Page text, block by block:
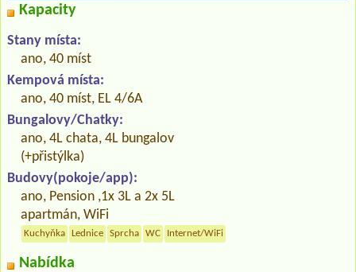
Kapacity
Stany místa:
ano, 40 míst
Kempová místa:
ano, 40 míst, EL 4/6A
Bungalovy/Chatky:
ano, 4L chata, 4L bungalov
(+přistýlka)
Budovy(pokoje/app):
ano, Pension ,1x 3L a 2x 5L
apartmán, WiFi
Kuchyňka Lednice Sprcha WC Internet/WiFi
Nabídka